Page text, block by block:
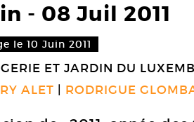
- 08 Juil 2011
le 10 Juin 2011
ET JARDIN DU
ALET RODRIGUE